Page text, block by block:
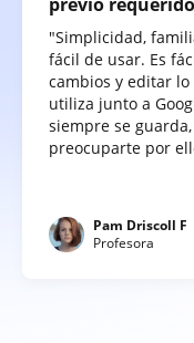
"Simplicidad,
fácil de usar. Es
cambios y editar lo
utiliza junto a
siempre se
preocuparte por
Pam Driscoll F
Profesora